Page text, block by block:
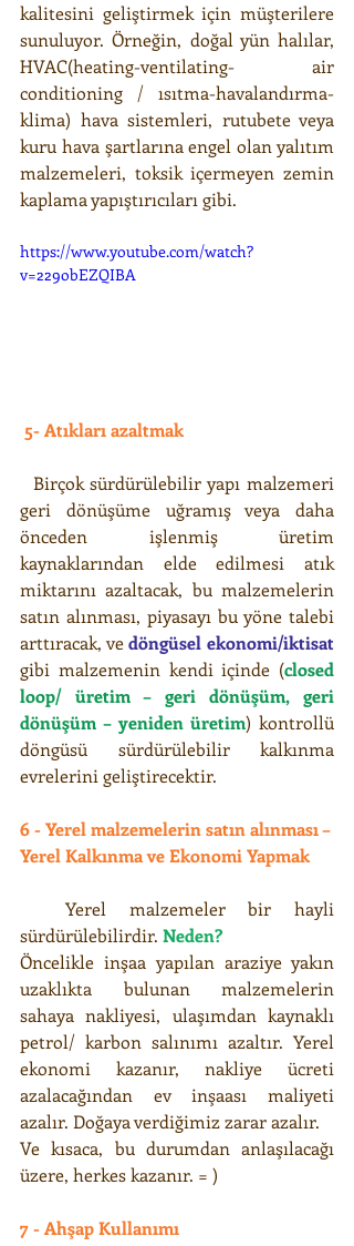
kalitesini geliştirmek için müşterilere
sunuluyor. Örneğin, doğal yün halılar,
HVAC(heating-ventilating- air
conditioning / ısıtma-havalandırma-
klima) hava sistemleri, rutubete veya
kuru hava şartlarına engel olan yalıtım
malzemeleri, toksik içermeyen zemin
kaplama yapıştırıcıları gibi.
https://www.youtube.com/watch?
v=229obEZQIBA
5- Atıkları azaltmak
geri dönüşüme uğramış veya daha
önceden işlenmiş üretim
kaynaklarından elde edilmesi atık
miktarını azaltacak, bu malzemelerin
satın alınması, piyasayı bu yöne talebi
arttıracak, ve döngüsel ekonomi/iktisat
gibi malzemenin kendi içinde (closed
loop/ üretim – geri dönüşüm, geri
dönüşüm – yeniden üretim) kontrollü
döngüsü sürdürülebilir kalkınma
evrelerini geliştirecektir.
6 - Yerel malzemelerin satın alınması –
Yerel Kalkınma ve Ekonomi Yapmak
  Yerel malzemeler bir hayli
sürdürülebilirdir. Neden?
Öncelikle inşaa yapılan araziye yakın
uzaklıkta bulunan malzemelerin
sahaya nakliyesi, ulaşımdan kaynaklı
petrol/ karbon salınımı azaltır. Yerel
ekonomi kazanır, nakliye ücreti
azalacağından ev inşaası maliyeti
azalır. Doğaya verdiğimiz zarar azalır.
Ve kısaca, bu durumdan anlaşılacağı
üzere, herkes kazanır. = )
7 - Ahşap Kullanımı